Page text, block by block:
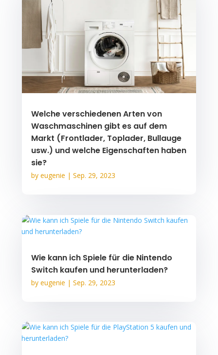
Welche verschiedenen Arten von
Waschmaschinen gibt es auf dem
Markt (Frontlader, Toplader, Bullauge
usw.) und welche Eigenschaften haben
sie?
by eugenie | Sep. 29, 2023
Wie kann ich Spiele für die Nintendo
Switch kaufen und herunterladen?
by eugenie | Sep. 29, 2023